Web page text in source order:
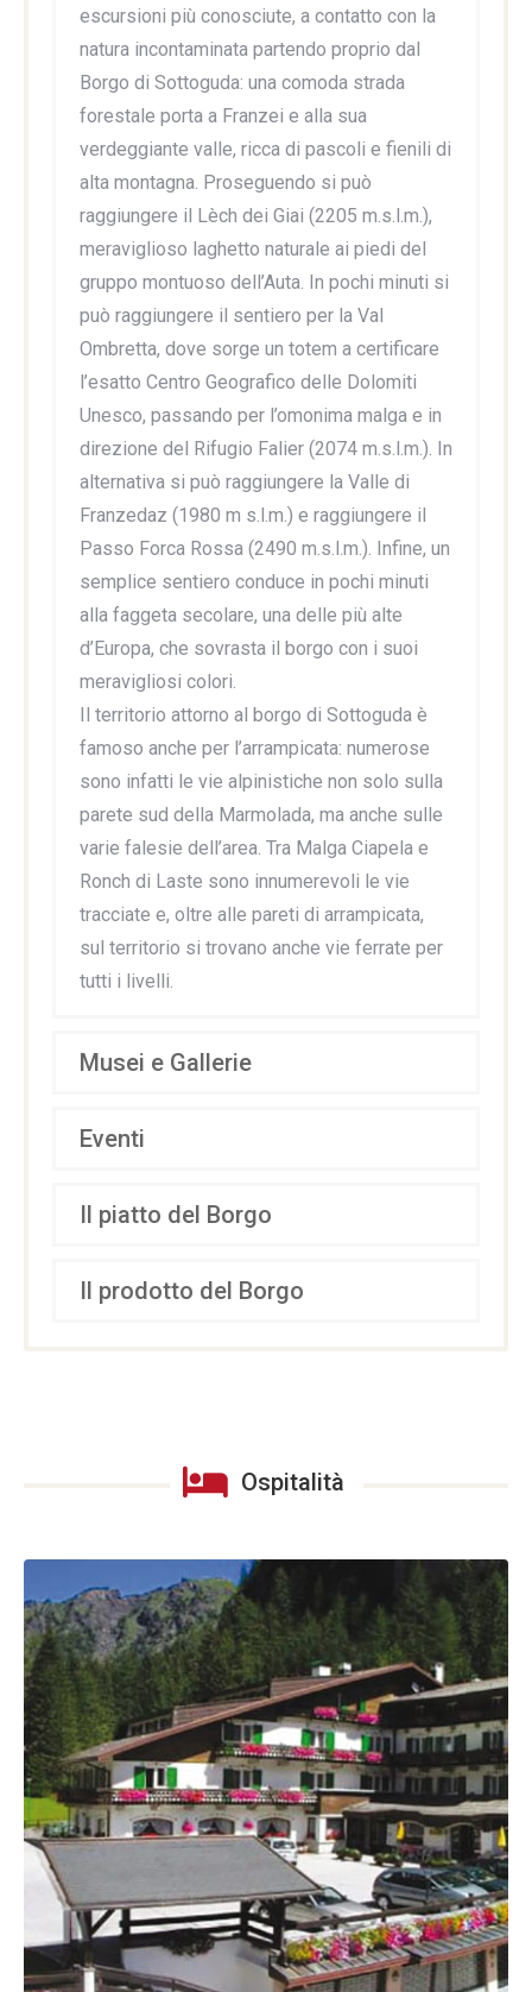
escursioni più conosciute, a contatto con la
natura incontaminata partendo proprio dal
Borgo di Sottoguda: una comoda strada
forestale porta a Franzei e alla sua
verdeggiante valle, ricca di pascoli e fienili di
alta montagna. Proseguendo si può
raggiungere il Lèch dei Giai (2205 m.s.l.m.),
meraviglioso laghetto naturale ai piedi del
gruppo montuoso dell’Auta. In pochi minuti si
può raggiungere il sentiero per la Val
Ombretta, dove sorge un totem a certificare
l’esatto Centro Geografico delle Dolomiti
Unesco, passando per l’omonima malga e in
direzione del Rifugio Falier (2074 m.s.l.m.). In
alternativa si può raggiungere la Valle di
Franzedaz (1980 m s.l.m.) e raggiungere il
Passo Forca Rossa (2490 m.s.l.m.). Infine, un
semplice sentiero conduce in pochi minuti
alla faggeta secolare, una delle più alte
d’Europa, che sovrasta il borgo con i suoi
meravigliosi colori.
Il territorio attorno al borgo di Sottoguda è
famoso anche per l’arrampicata: numerose
sono infatti le vie alpinistiche non solo sulla
parete sud della Marmolada, ma anche sulle
varie falesie dell’area. Tra Malga Ciapela e
Ronch di Laste sono innumerevoli le vie
tracciate e, oltre alle pareti di arrampicata,
sul territorio si trovano anche vie ferrate per
tutti i livelli.
Musei e Gallerie
Eventi
Il piatto del Borgo
Il prodotto del Borgo
Ospitalità